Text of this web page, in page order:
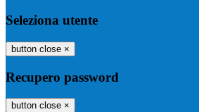
Seleziona utente
button close ×
Recupero password
button close ×